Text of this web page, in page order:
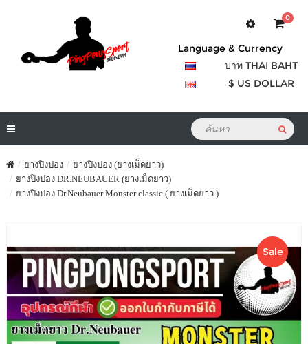
0
Language & Currency
บาท THAI BAHT
$ US DOLLAR
ยางปิงปอง
ยางปิงปอง (ยางเม็ดยาว)
ยางปิงปอง DR.NEUBAUER (ยางเม็ดยาว)
ยางปิงปอง Dr.Neubauer Monster classic ( ยางเม็ดยาว )
Sale